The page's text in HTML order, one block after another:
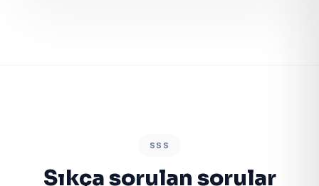
SSS
Sıkça sorulan sorular